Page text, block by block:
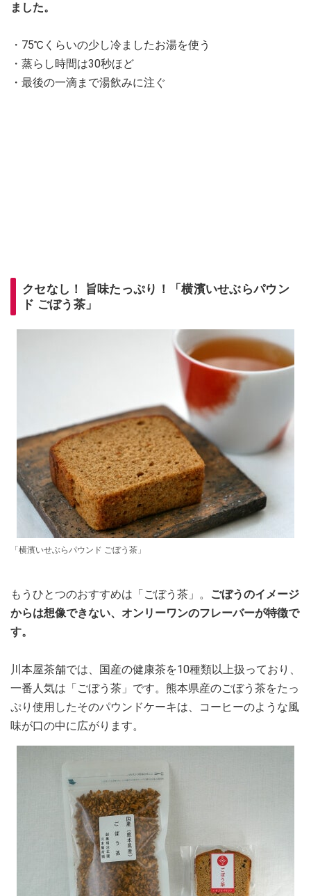
ました。
・75℃くらいの少し冷ましたお湯を使う
・蒸らし時間は30秒ほど
・最後の一滴まで湯飲みに注ぐ
クセなし！ 旨味たっぷり！「横濱いせぶらパウン
ド ごぼう茶」
「横濱いせぶらパウンド ごぼう茶」
もうひとつのおすすめは「ごぼう茶」。
ごぼうのイメージ
からは想像できない、オンリーワンのフレーバーが特徴で
す。
川本屋茶舗では、国産の健康茶を10種類以上扱っており、
一番人気は「ごぼう茶」です。熊本県産のごぼう茶をたっ
ぷり使用したそのパウンドケーキは、コーヒーのような風
味が口の中に広がります。